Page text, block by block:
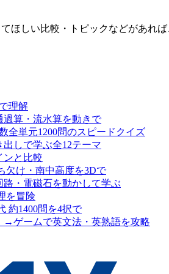
ほしい比較・トピックなどがあれ
理解
過算・流水算を動きで
全単元1200問のスピードクイズ
出しで学ぶ全12テーマ
ンと比較
欠け・南中高度を3Dで
路・電磁石を動かして学ぶ
を冒険
約1400問を4択で
→ゲームで英文法・英熟語を攻略